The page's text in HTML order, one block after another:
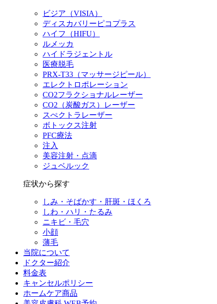
ビジア（VISIA）
ディスカバリーピコプラス
ハイフ（HIFU）
ルメッカ
ハイドラジェントル
医療脱毛
PRX-T33（マッサージピール）
エレクトロポレーション
CO2フラクショナルレーザー
CO2（炭酸ガス）レーザー
スぺクトラレーザー
ボトックス注射
PFC療法
注入
美容注射・点滴
ジュベルック
症状から探す
しみ・そばかす・肝斑・ほくろ
しわ・ハリ・たるみ
ニキビ・毛穴
小顔
薄毛
当院について
ドクター紹介
料金表
キャンセルポリシー
ホームケア商品